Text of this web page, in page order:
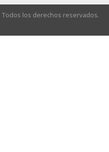
Todos los derechos reservados.